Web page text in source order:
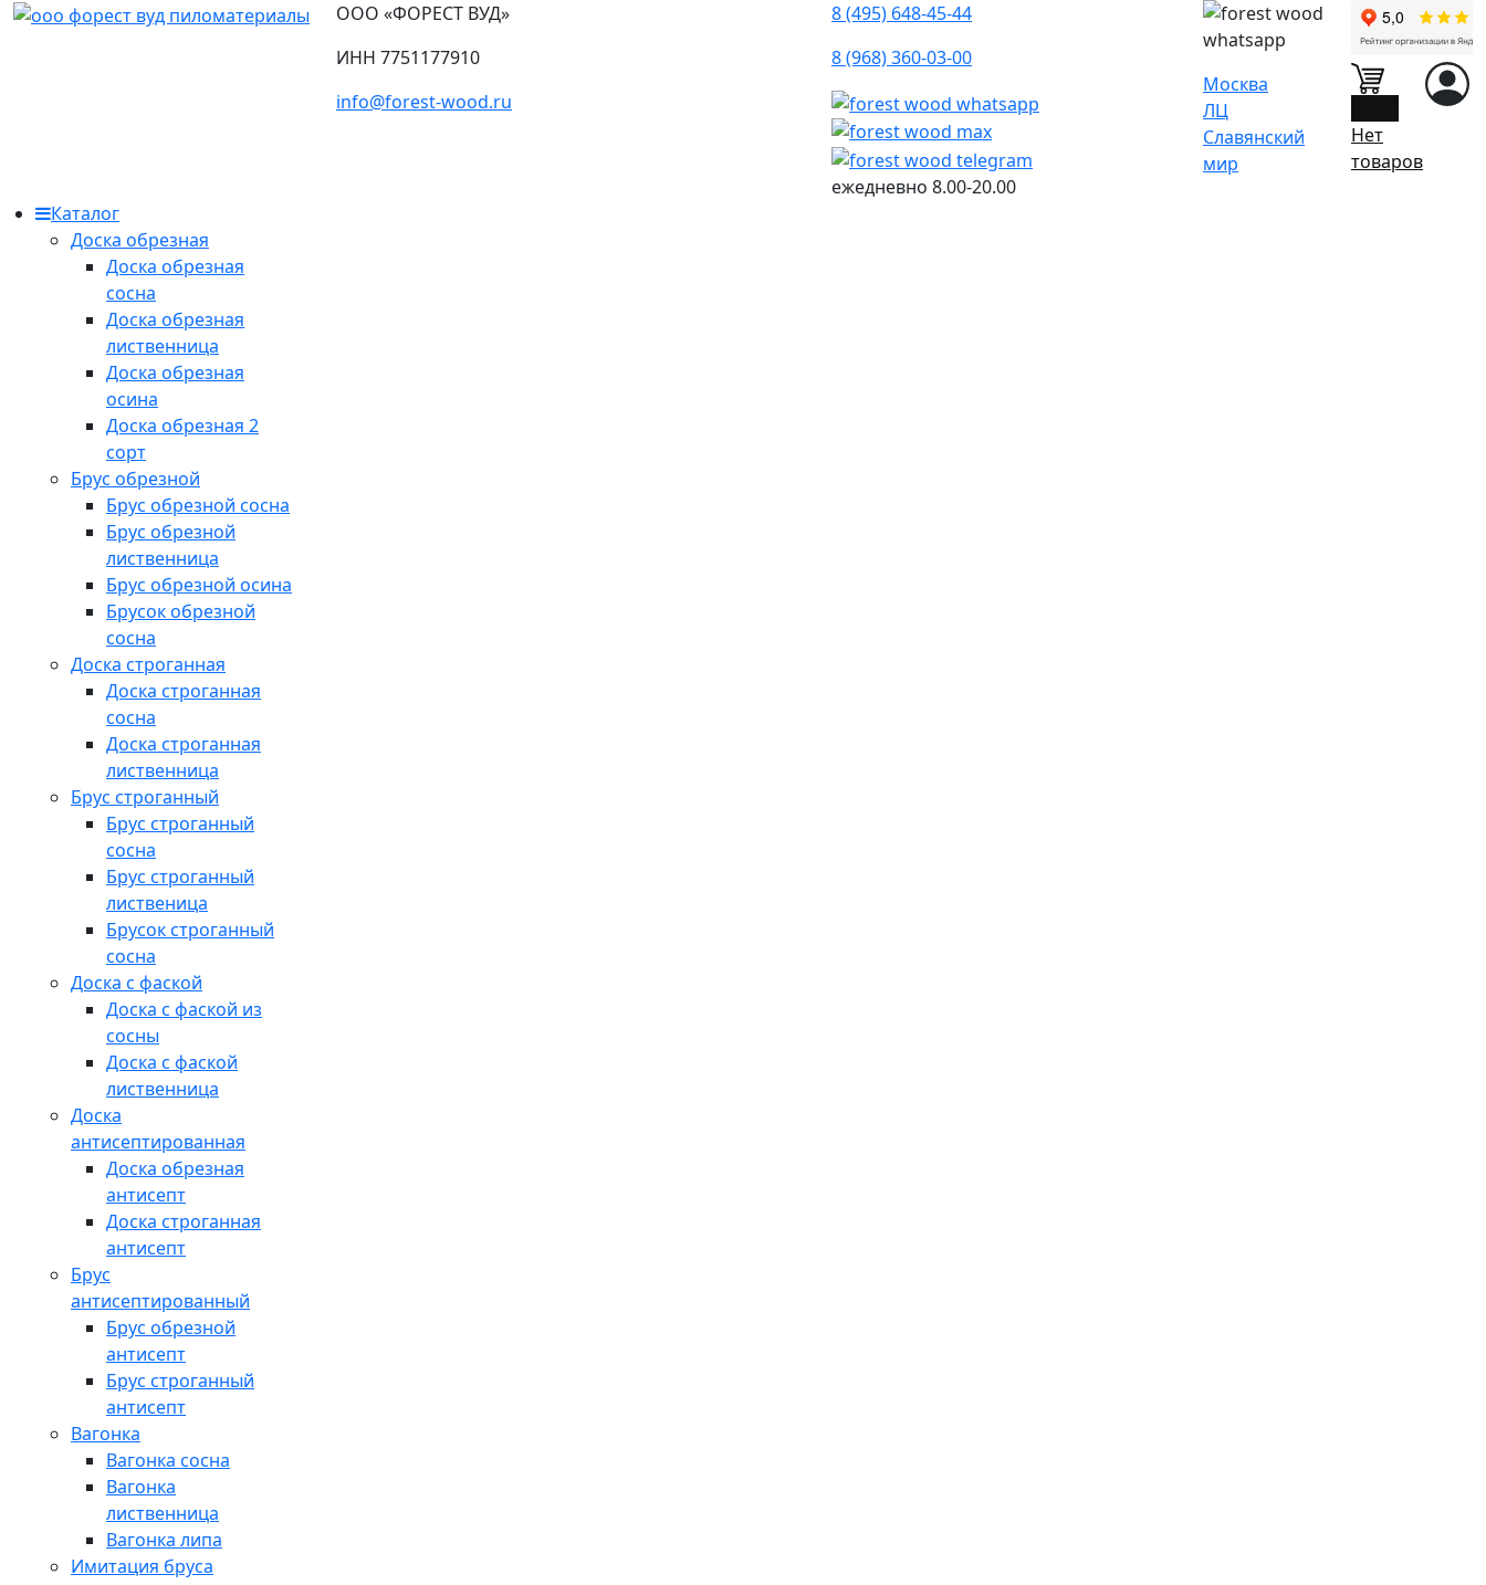
ООО «ФОРЕСТ ВУД»
ИНН 7751177910
info@forest-wood.ru
8 (495) 648-45-44
8 (968) 360-03-00
ежедневно 8.00-20.00
Москва
ЛЦ
Славянский
мир
Нет
товаров
Каталог
Доска обрезная
Доска обрезная
сосна
Доска обрезная
лиственница
Доска обрезная
осина
Доска обрезная 2
сорт
Брус обрезной
Брус обрезной сосна
Брус обрезной
лиственница
Брус обрезной осина
Брусок обрезной
сосна
Доска строганная
Доска строганная
сосна
Доска строганная
лиственница
Брус строганный
Брус строганный
сосна
Брус строганный
лиственица
Брусок строганный
сосна
Доска с фаской
Доска с фаской из
сосны
Доска с фаской
лиственница
Доска
антисептированная
Доска обрезная
антисепт
Доска строганная
антисепт
Брус
антисептированный
Брус обрезной
антисепт
Брус строганный
антисепт
Вагонка
Вагонка сосна
Вагонка
лиственница
Вагонка липа
Имитация бруса